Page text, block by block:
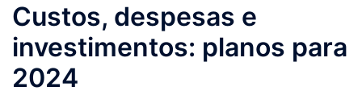
Custos, despesas e
investimentos: planos para
2024